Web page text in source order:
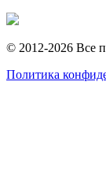
© 2012-2026 Все
Политика